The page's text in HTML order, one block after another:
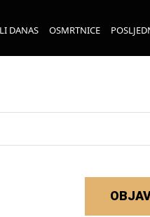
DANAS OSMRTNICE